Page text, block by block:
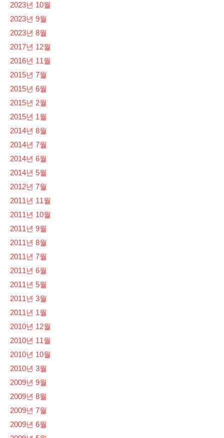
2023년 10월
2023년 9월
2023년 8월
2017년 12월
2016년 11월
2015년 7월
2015년 6월
2015년 2월
2015년 1월
2014년 8월
2014년 7월
2014년 6월
2014년 5월
2012년 7월
2011년 11월
2011년 10월
2011년 9월
2011년 8월
2011년 7월
2011년 6월
2011년 5월
2011년 3월
2011년 1월
2010년 12월
2010년 11월
2010년 10월
2010년 3월
2009년 9월
2009년 8월
2009년 7월
2009년 6월